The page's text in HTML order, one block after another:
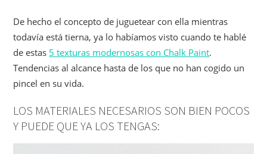
De hecho el concepto de juguetear con ella mientras
todavía está tierna, ya lo habíamos visto cuando te hablé
de estas 5 texturas modernosas con Chalk Paint.
Tendencias al alcance hasta de los que no han cogido un
pincel en su vida.
LOS MATERIALES NECESARIOS SON BIEN POCOS
Y PUEDE QUE YA LOS TENGAS: